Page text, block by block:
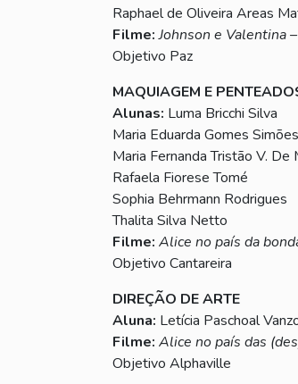
Raphael de Oliveira Areas
Filme: Johnson e Valentina
Objetivo Paz
MAQUIAGEM E
Alunas: Luma Bricchi Silva
Maria Eduarda Gomes Simões
Maria Fernanda Tristão V. De
Rafaela Fiorese Tomé
Sophia Behrmann Rodrigues
Thalita Silva Netto
Filme: Alice no país da
Objetivo Cantareira
DIREÇÃO DE ARTE
Aluna: Letícia Paschoal
Filme: Alice no país das
Objetivo Alphaville